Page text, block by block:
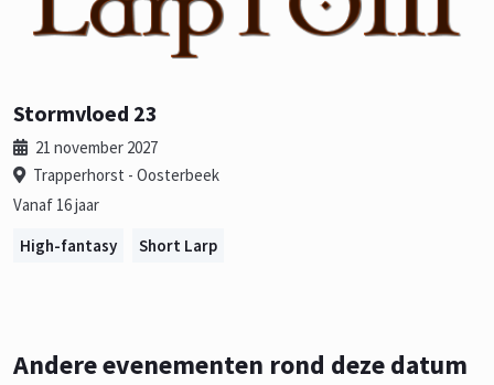
Stormvloed 23
21 november 2027
Trapperhorst - Oosterbeek
Vanaf 16 jaar
High-fantasy
Short Larp
Andere evenementen rond deze datum